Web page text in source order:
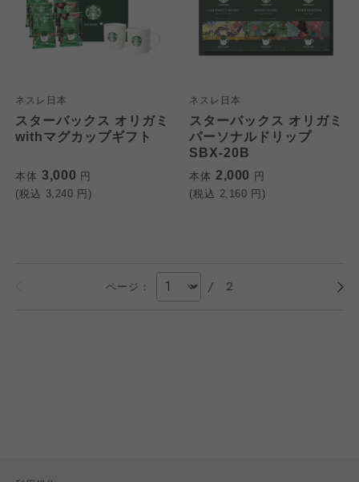
ネスレ日本
スターバックス オリガミ
withマグカップギフト
本体 3,000 円
(税込 3,240 円)
ネスレ日本
スターバックス オリガミ
パーソナルドリップ
SBX-20B
本体 2,000 円
(税込 2,160 円)
ページ： / 2